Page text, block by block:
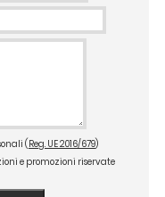
( Reg. UE 2016/679)
e promozioni riservate